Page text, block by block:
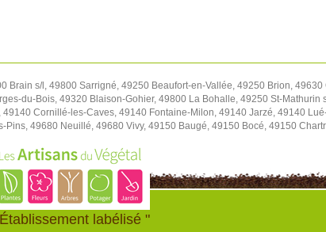
Brain s/l, 49800 Sarrigné, 49250 Beaufort-en-Vallée, 49250 Brion,
du-Bois, 49320 Blaison-Gohier, 49800 La Bohalle, 49250 St-Mathurin
Cornillé-les-Caves, 49140 Fontaine-Milon, 49140 Jarzé, 49140
49680 Neuillé, 49680 Vivy, 49150 Baugé, 49150 Bocé, 49150
labélisé "